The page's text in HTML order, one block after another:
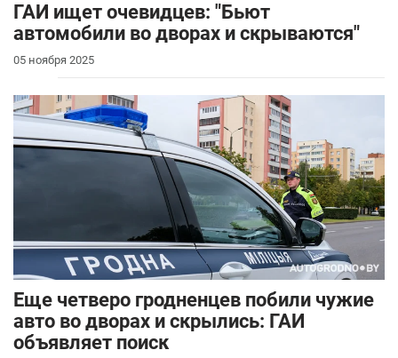
ГАИ ищет очевидцев: "Бьют
автомобили во дворах и скрываются"
05 ноября 2025
Еще четверо гродненцев побили чужие
авто во дворах и скрылись: ГАИ
объявляет поиск